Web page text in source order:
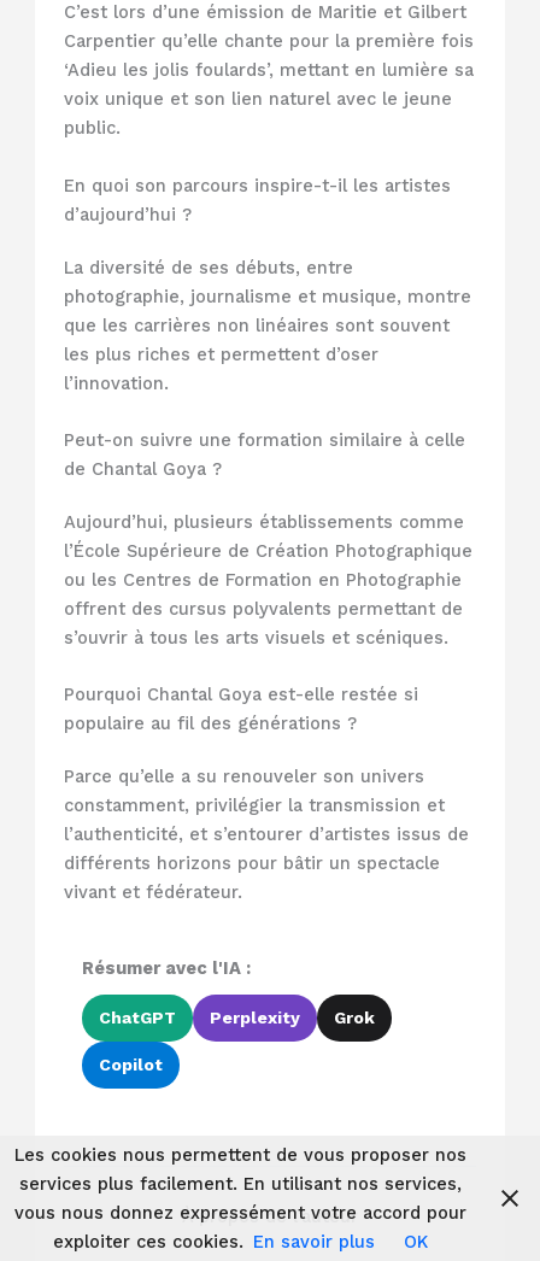
C’est lors d’une émission de Maritie et Gilbert
Carpentier qu’elle chante pour la première fois
‘Adieu les jolis foulards’, mettant en lumière sa
voix unique et son lien naturel avec le jeune
public.
En quoi son parcours inspire-t-il les artistes
d’aujourd’hui ?
La diversité de ses débuts, entre
photographie, journalisme et musique, montre
que les carrières non linéaires sont souvent
les plus riches et permettent d’oser
l’innovation.
Peut-on suivre une formation similaire à celle
de Chantal Goya ?
Aujourd’hui, plusieurs établissements comme
l’École Supérieure de Création Photographique
ou les Centres de Formation en Photographie
offrent des cursus polyvalents permettant de
s’ouvrir à tous les arts visuels et scéniques.
Pourquoi Chantal Goya est-elle restée si
populaire au fil des générations ?
Parce qu’elle a su renouveler son univers
constamment, privilégier la transmission et
l’authenticité, et s’entourer d’artistes issus de
différents horizons pour bâtir un spectacle
vivant et fédérateur.
Résumer avec l'IA :
ChatGPT Perplexity Grok
Copilot
À propos de l'auteur
Les cookies nous permettent de vous proposer nos
services plus facilement. En utilisant nos services,
vous nous donnez expressément votre accord pour
exploiter ces cookies. En savoir plus OK